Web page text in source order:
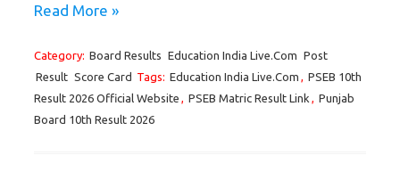
Read More »
Category: Board Results Education India Live.Com Post
Result Score Card Tags: Education India Live.Com , PSEB 10th
Result 2026 Official Website , PSEB Matric Result Link , Punjab
Board 10th Result 2026